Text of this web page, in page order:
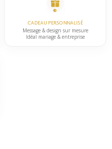
CADEAU PERSONNALISÉ
Message & design sur mesure
Idéal mariage & entreprise